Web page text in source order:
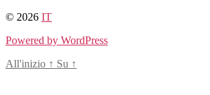
Salta
contenuto
© 2026 IT
Powered by WordPress
All'inizio ↑ Su ↑